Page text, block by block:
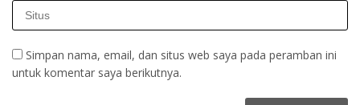
Simpan nama, email, dan situs web saya pada peramban ini
untuk komentar saya berikutnya.